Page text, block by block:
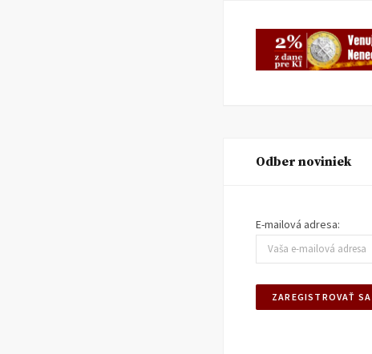
Odber noviniek
E-mailová adresa: